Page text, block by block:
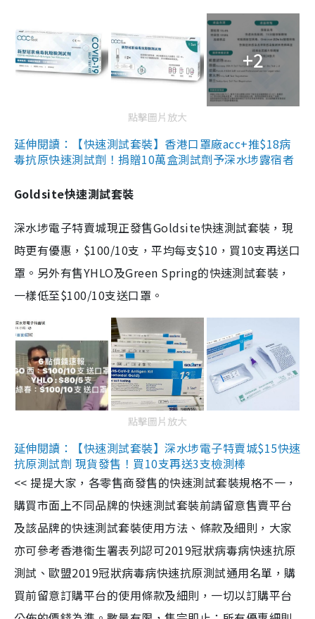
+2
點擊圖片放大
延伸閱讀：【快速測試套裝】香港口罩廠acc+推$18病
毒抗原快速測試劑！捐贈10萬盒測試劑予深水埗露宿者
Goldsite快速測試套裝
深水埗電子特賣城現正發售Goldsite快速測試套裝，現
時更有優惠，$100/10支，平均每支$10，買10支再送口
罩。另外有售YHLO及Green Spring的快速測試套裝，
一樣低至$100/10支送口罩。
點擊圖片放大
延伸閱讀：【快速測試套裝】深水埗電子特賣城$15快速
抗原測試劑 現貨發售！買10支再送3支檢測棒
<< 提提大家，各零售商發售的快速測試套裝規格不一，
購買市面上不同品牌的快速測試套裝前請留意售賣平台
及該品牌的快速測試套裝使用方法、條款及細則，大家
亦可參考香港衞生署表列認可2019冠狀病毒病快速抗原
測試、歐盟2019冠狀病毒病快速抗原測試通用名單，購
買前留意訂購平台的使用條款及細則，一切以訂購平台